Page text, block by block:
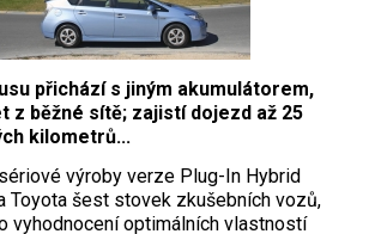
přichází s jiným akumulátorem,
z běžné sítě; zajistí dojezd až 25
kilometrů...
výroby verze Plug-In Hybrid
Toyota šest stovek zkušebních vozů,
vyhodnocení optimálních vlastností